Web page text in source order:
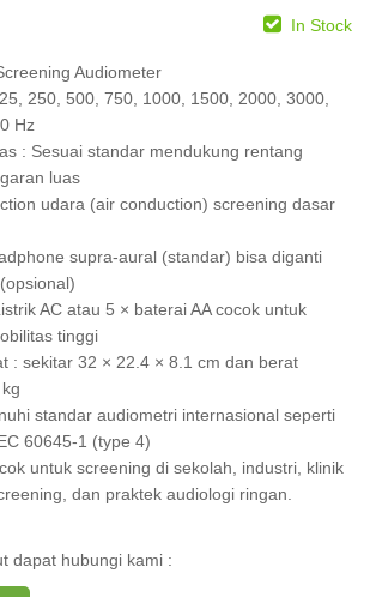
In Stock
Audiometer
250, 500, 750, 1000, 1500, 2000, 3000,
Hz
: Sesuai standar mendukung rentang
luas
udara (air conduction) screening dasar
supra-aural (standar) bisa diganti
AC atau 5 × baterai AA cocok untuk
tinggi
: sekitar 32 × 22.4 × 8.1 cm dan berat
standar audiometri internasional seperti
60645-1 (type 4)
untuk screening di sekolah, industri, klinik
dan praktek audiologi ringan.
dapat hubungi kami :